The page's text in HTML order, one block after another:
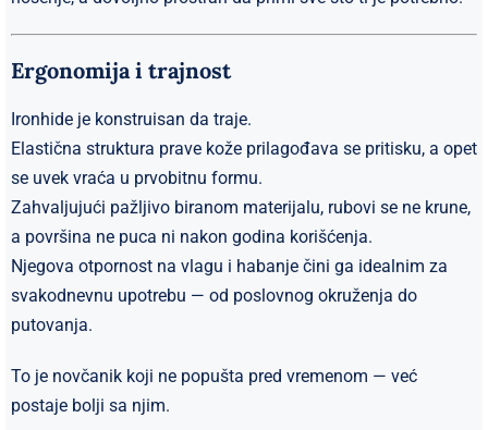
Ergonomija i trajnost
Ironhide je konstruisan da traje.
Elastična struktura prave kože prilagođava se pritisku, a opet
se uvek vraća u prvobitnu formu.
Zahvaljujući pažljivo biranom materijalu, rubovi se ne krune,
a površina ne puca ni nakon godina korišćenja.
Njegova otpornost na vlagu i habanje čini ga idealnim za
svakodnevnu upotrebu — od poslovnog okruženja do
putovanja.
To je novčanik koji ne popušta pred vremenom — već
postaje bolji sa njim.